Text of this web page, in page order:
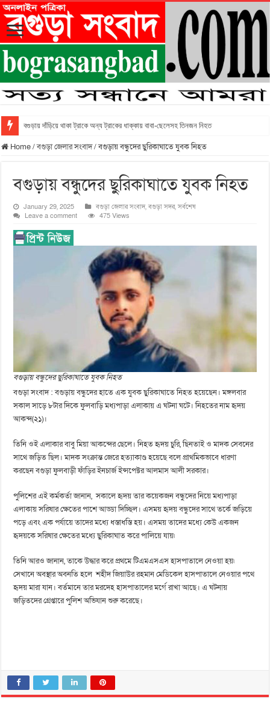
বগুড়ায় দাঁড়িয়ে থাকা ট্রাকে অন্য ট্রাকের ধাক্কায় বাবা-ছেলেসহ তিনজন নিহত
Home/বগুড়া জেলার সংবাদ/বগুড়ায় বন্ধুদের ছুরিকাঘাতে যুবক নিহত
বগুড়ায় বন্ধুদের ছুরিকাঘাতে যুবক নিহত
January 29, 2025 বগুড়া জেলার সংবাদ,বগুড়া সদর,সর্বশেষ
Leave a comment
475 Views
বগুড়ায় বন্ধুদের ছুরিকাঘাতে যুবক নিহত
বগুড়া সংবাদ : বগুড়ায় বন্ধুদের হাতে এক যুবক ছুরিকাঘাতে নিহত হয়েছেন। মঙ্গলবার
সকাল সাড়ে ৮টার দিকে ফুলবাড়ি মধ্যপাড়া এলাকায় এ ঘটনা ঘটে। নিহতের নাম হৃদয়
আকন্দ(২১)।
তিনি ওই এলাকার বাবু মিয়া আকন্দের ছেলে। নিহত হৃদয় চুরি, ছিনতাই ও মাদক সেবনের
সাথে জড়িত ছিল। মাদক সংক্রান্ত জেরে হত্যাকাণ্ড হয়েছে বলে প্রাথমিকভাবে ধারণা
করছেন বগুড়া ফুলবাড়ী ফাঁড়ির ইনচার্জ ইন্সপেক্টর আলমাস আলী সরকার।
পুলিশের এই কর্মকর্তা জানান, সকালে হৃদয় তার কয়েকজন বন্ধুদের নিয়ে মধ্যপাড়া
এলাকায় সরিষার ক্ষেতের পাশে আড্ডা দিচ্ছিল। এসময় হৃদয় বন্ধুদের সাথে তর্কে জড়িয়ে
পড়ে এবং এক পর্যায়ে তাদের মধ্যে ধস্তাধস্তি হয়। এসময় তাদের মধ্যে কেউ একজন
হৃদয়কে সরিষার ক্ষেতের মধ্যে ছুরিকাঘাত করে পালিয়ে যায়৷
তিনি আরও জানান, তাকে উদ্ধার করে প্রথমে টিএমএসএস হাসপাতালে নেওয়া হয়৷
সেখানে অবস্থার অবনতি হলে শহীদ জিয়াউর রহমান মেডিকেল হাসপাতালে নেওয়ার পথে
হৃদয় মারা যান। বর্তমানে তার মরদেহ হাসপাতালের মর্গে রাখা আছে। এ ঘটনায়
জড়িতদের গ্রেপ্তারে পুলিশ অভিযান শুরু করেছে।